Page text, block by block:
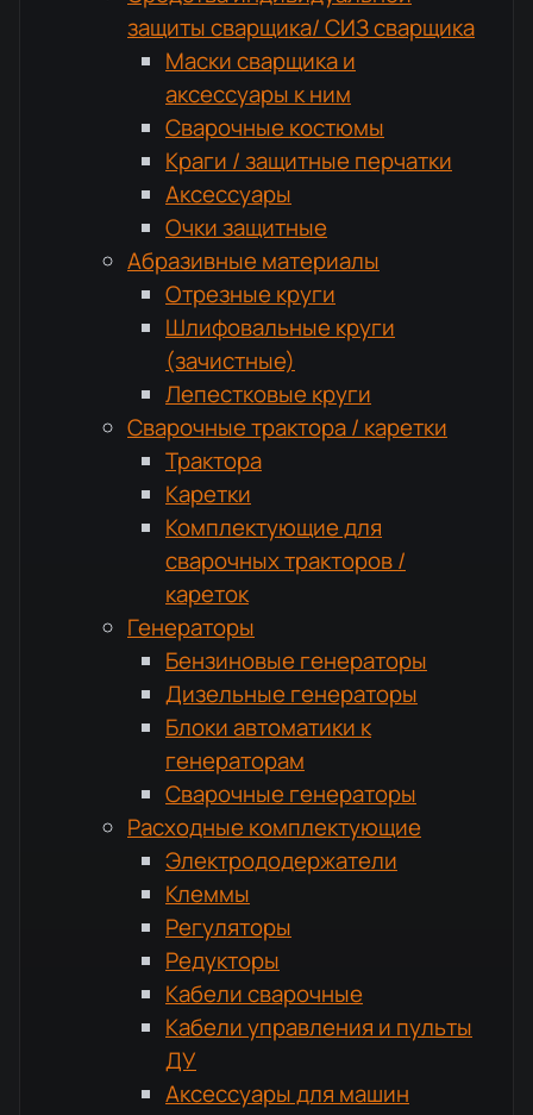
защиты сварщика/ СИЗ сварщика
Маски сварщика и
аксессуары к ним
Сварочные костюмы
Краги / защитные перчатки
Аксессуары
Очки защитные
Абразивные материалы
Отрезные круги
Шлифовальные круги
(зачистные)
Лепестковые круги
Сварочные трактора / каретки
Трактора
Каретки
Комплектующие для
сварочных тракторов /
кареток
Генераторы
Бензиновые генераторы
Дизельные генераторы
Блоки автоматики к
генераторам
Сварочные генераторы
Расходные комплектующие
Электрододержатели
Клеммы
Регуляторы
Редукторы
Кабели сварочные
Кабели управления и пульты
ДУ
Аксессуары для машин